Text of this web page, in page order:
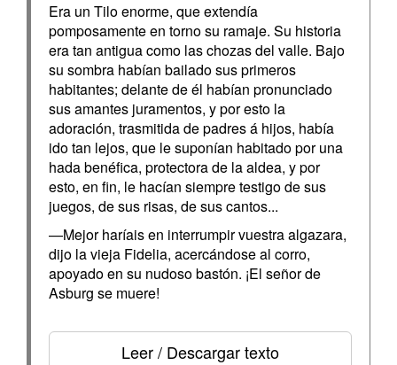
Era un Tilo enorme, que extendía
pomposamente en torno su ramaje. Su historia
era tan antigua como las chozas del valle. Bajo
su sombra habían bailado sus primeros
habitantes; delante de él habían pronunciado
sus amantes juramentos, y por esto la
adoración, trasmitida de padres á hijos, había
ido tan lejos, que le suponían habitado por una
hada benéfica, protectora de la aldea, y por
esto, en fin, le hacían siempre testigo de sus
juegos, de sus risas, de sus cantos...
—Mejor haríais en interrumpir vuestra algazara,
dijo la vieja Fidelia, acercándose al corro,
apoyado en su nudoso bastón. ¡El señor de
Asburg se muere!
Leer / Descargar texto